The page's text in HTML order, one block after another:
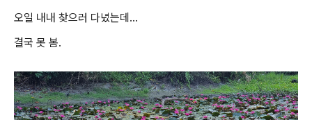
오일 내내 찾으러 다녔는데...
결국 못 봄.